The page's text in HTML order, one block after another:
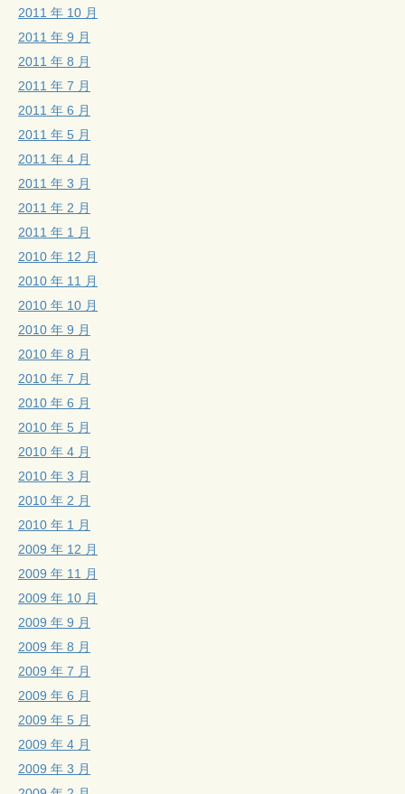
2011 年 10 月
2011 年 9 月
2011 年 8 月
2011 年 7 月
2011 年 6 月
2011 年 5 月
2011 年 4 月
2011 年 3 月
2011 年 2 月
2011 年 1 月
2010 年 12 月
2010 年 11 月
2010 年 10 月
2010 年 9 月
2010 年 8 月
2010 年 7 月
2010 年 6 月
2010 年 5 月
2010 年 4 月
2010 年 3 月
2010 年 2 月
2010 年 1 月
2009 年 12 月
2009 年 11 月
2009 年 10 月
2009 年 9 月
2009 年 8 月
2009 年 7 月
2009 年 6 月
2009 年 5 月
2009 年 4 月
2009 年 3 月